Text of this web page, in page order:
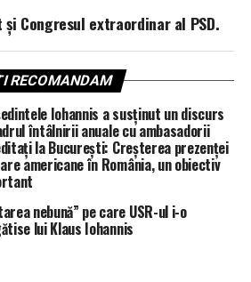
și Congresul extraordinar al PSD.
RECOMANDAM
Iohannis a susținut un discurs
întâlnirii anuale cu ambasadorii
la București: Creșterea prezenței
americane în România, un obiectiv
nebună” pe care USR-ul i-o
lui Klaus Iohannis